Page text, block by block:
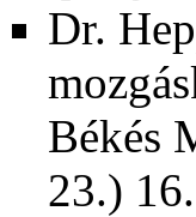
Dr.
Békés
23.)